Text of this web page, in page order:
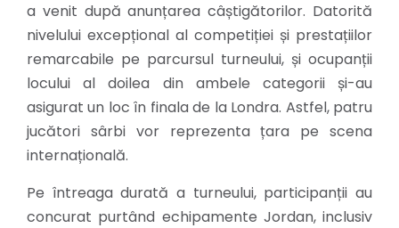
a venit după anunțarea câștigătorilor. Datorită
nivelului excepțional al competiției și prestațiilor
remarcabile pe parcursul turneului, și ocupanții
locului al doilea din ambele categorii și-au
asigurat un loc în finala de la Londra. Astfel, patru
jucători sârbi vor reprezenta țara pe scena
internațională.
Pe întreaga durată a turneului, participanții au
concurat purtând echipamente Jordan, inclusiv